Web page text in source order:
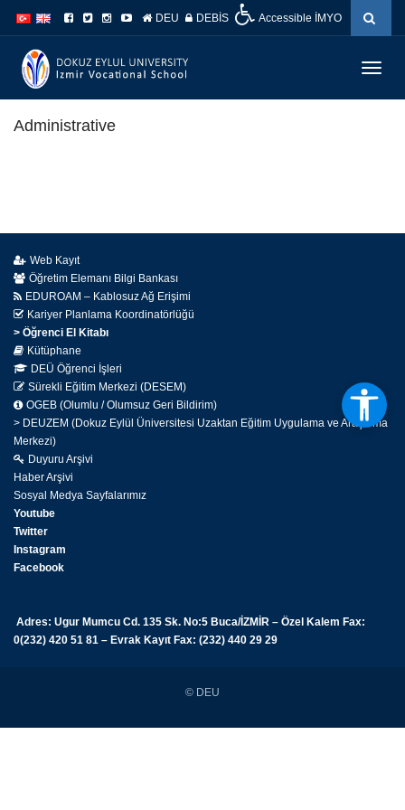
atla
atla
DEU DEBİS Accessible İMYO
Administrative
Web Kayıt
Öğretim Elemanı Bilgi Bankası
EDUROAM – Kablosuz Ağ Erişimi
Kariyer Planlama Koordinatörlüğü
> Öğrenci El Kitabı
Kütüphane
DEÜ Öğrenci İşleri
Sürekli Eğitim Merkezi (DESEM)
OGEB (Olumlu / Olumsuz Geri Bildirim)
> DEUZEM (Dokuz Eylül Üniversitesi Uzaktan Eğitim Uygulama ve Araştırma
Merkezi)
Duyuru Arşivi
Haber Arşivi
Sosyal Medya Sayfalarımız
Youtube
Twitter
Instagram
Facebook
Adres: Ugur Mumcu Cd. 135 Sk. No:5 Buca/İZMİR – Özel Kalem Fax:
0(232) 420 51 81 – Evrak Kayıt Fax: (232) 440 29 29
© DEU